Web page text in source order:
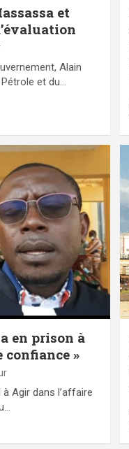
et
Alain
et du…
en prison à
confiance »
Agir dans l’affaire